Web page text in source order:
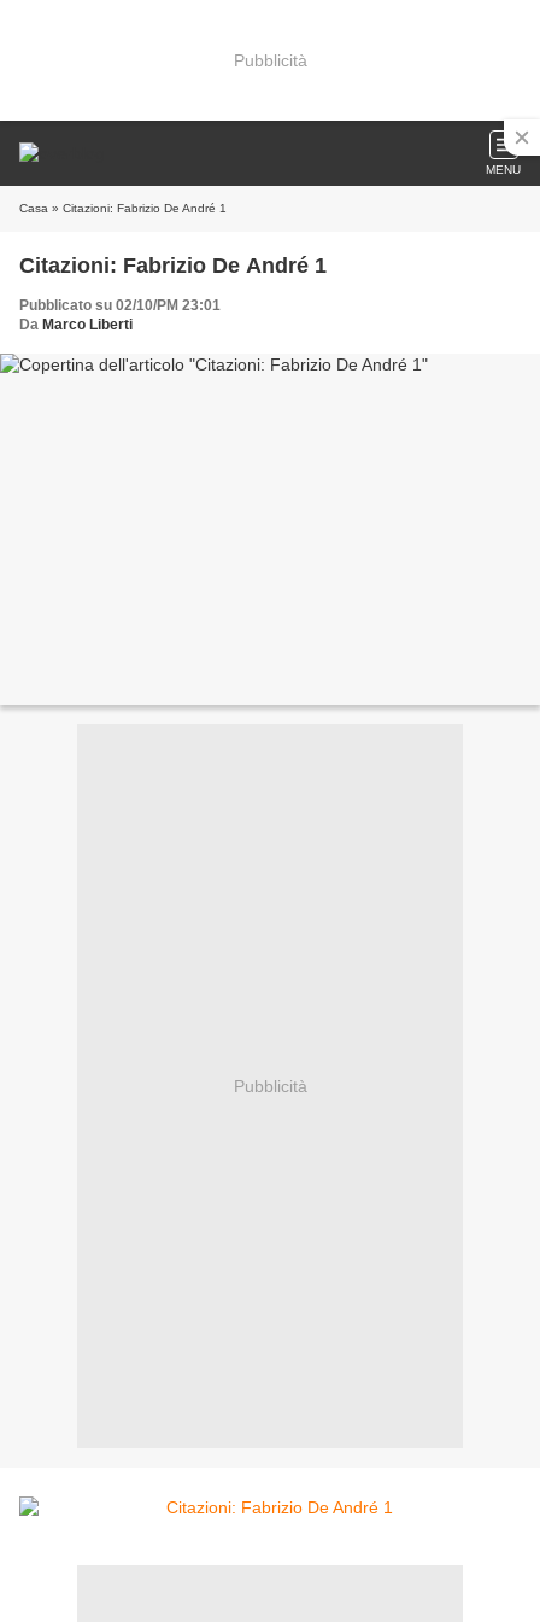
Pubblicità
MENU
Casa » Citazioni: Fabrizio De André 1
Citazioni: Fabrizio De André 1
Pubblicato su 02/10/PM 23:01
Da Marco Liberti
Pubblicità